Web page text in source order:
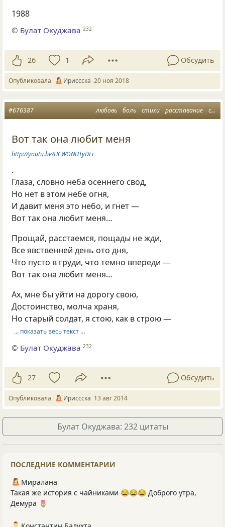
1988
© Булат Окуджава 232
26 1 Обсудить
Опубликовала Ириссска 20 ноя 2018
любовь боль стихи расставание стихилюбимые
#676387
Вот так она любит меня
http://youtu.be/HCWONUTyDFc
.
Глаза, словно неба осеннего свод,
Но нет в этом небе огня,
И давит меня это небо, и гнет —
Вот так она любит меня…
Прощай, расстаемся, пощады не жди,
Все явственней день ото дня,
Что пусто в груди, что темно впереди —
Вот так она любит меня…
Ах, мне бы уйти на дорогу свою,
Достоинство, молча храня,
Но старый солдат, я стою, как в строю —
… показать весь текст …
© Булат Окуджава 232
27 Обсудить
Опубликовала Ириссска 13 авг 2014
Булат Окуджава: 232 цитаты
ПОСЛЕДНИЕ КОММЕНТАРИИ
Миралана
Такая же история с чайниками 😂😂😂 Доброго утра,
Демура 🌷